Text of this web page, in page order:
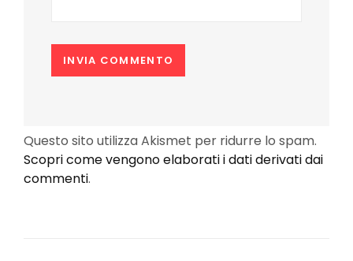
Questo sito utilizza Akismet per ridurre lo spam.
Scopri come vengono elaborati i dati derivati dai
commenti.